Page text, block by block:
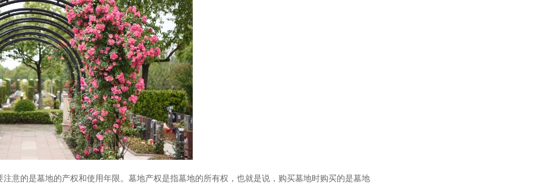
意的是墓地的产权和使用年限。墓地产权是指墓地的所有权，也就是说，购买墓地时购买的是墓地